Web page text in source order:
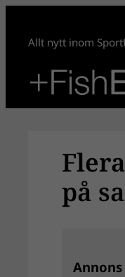
innehåll
Allt nytt inom
på
Annons